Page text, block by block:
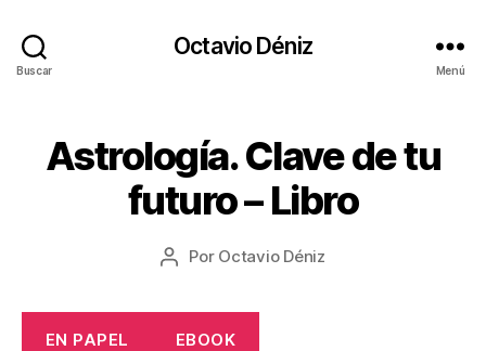
Buscar
Octavio Déniz
Menú
Categorías
Astrología. Clave de tu
futuro – Libro
Autor
entrada
Por Octavio Déniz
Fecha
5
0
/
EN PAPEL EBOOK